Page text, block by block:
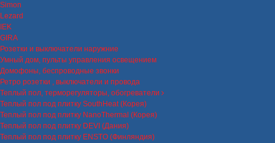
Simon
Lezard
IEK
GIRA
Розетки и выключатели наружние
Умный дом, пульты управления освещением
Домофоны, беспроводные звонки
Ретро розетки , выключатели и провода
Теплый пол, терморегуляторы, обогреватели
Теплый пол под плитку SouthHeat (Корея)
Теплый пол под плитку NanoThermal (Корея)
Теплый пол под плитку DEVI (Дания)
Теплый пол под плитку ENSTO (Финляндия)